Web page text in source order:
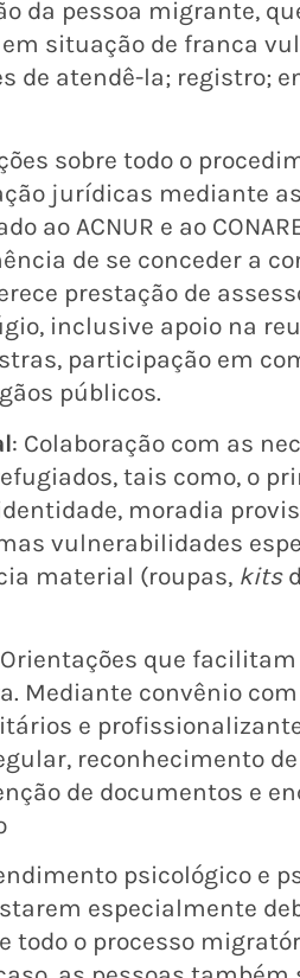
da pessoa migrante,
situação de franca
de atendê-la;
sobre todo o
jurídicas mediante
ao ACNUR e ao
de se conceder a
prestação de
inclusive apoio na
participação em
públicos.
: Colaboração com as
tais como, o
moradia
vulnerabilidades
material (roupas, kits
que
Mediante convênio
e
reconhecimento
de documentos e
psicológico e
especialmente
todo o processo